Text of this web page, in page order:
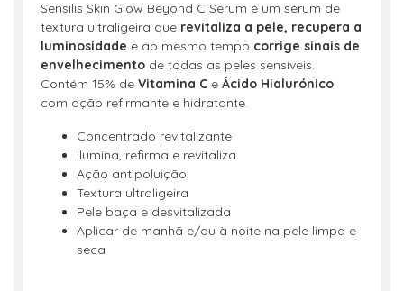
Sensilis Skin Glow Beyond C Serum é um sérum de
textura ultraligeira que revitaliza a pele, recupera a
luminosidade e ao mesmo tempo corrige sinais de
envelhecimento de todas as peles sensíveis.
Contém 15% de Vitamina C e Ácido Hialurónico
com ação refirmante e hidratante.
Concentrado revitalizante
Ilumina, refirma e revitaliza
Ação antipoluição
Textura ultraligeira
Pele baça e desvitalizada
Aplicar de manhã e/ou à noite na pele limpa e
seca